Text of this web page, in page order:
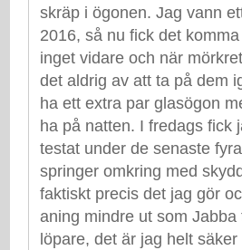
skräp i ögonen. Jag vann
2016, så nu fick det
inget vidare och när
det aldrig av att ta på dem
ha ett extra par glasögon
ha på natten. I fredags fick
testat under de senaste
springer omkring med
faktiskt precis det jag gör
aning mindre ut som
löpare, det är jag helt